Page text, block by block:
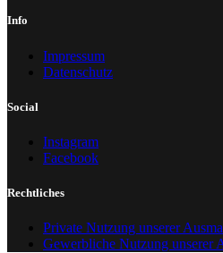
Info
Impressum
Datenschutz
Social
Instagram
Facebook
Rechtliches
Private Nutzung unserer
Gewerbliche Nutzung unserer